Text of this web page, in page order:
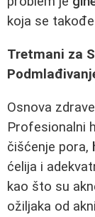
koja se
Tretmani za
Osnova
Profesionalni
čišćenje pora,
ćelija i
kao što su
ožiljaka od